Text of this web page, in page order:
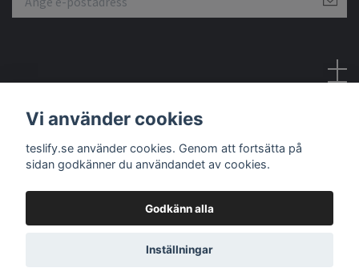
© 2026 Teslify
Vi använder cookies
teslify.se använder cookies. Genom att fortsätta på
sidan godkänner du användandet av cookies.
Godkänn alla
Inställningar